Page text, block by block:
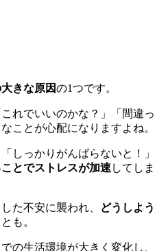
きな原因の1つです。
れでいいのかな？」「間違っ
ことが心配になりますよね。
しっかりがんばらないと！」
とでストレスが加速 してしま
た不安に襲われ、
どうしよう
も。
の生活環境が大きく変化し、